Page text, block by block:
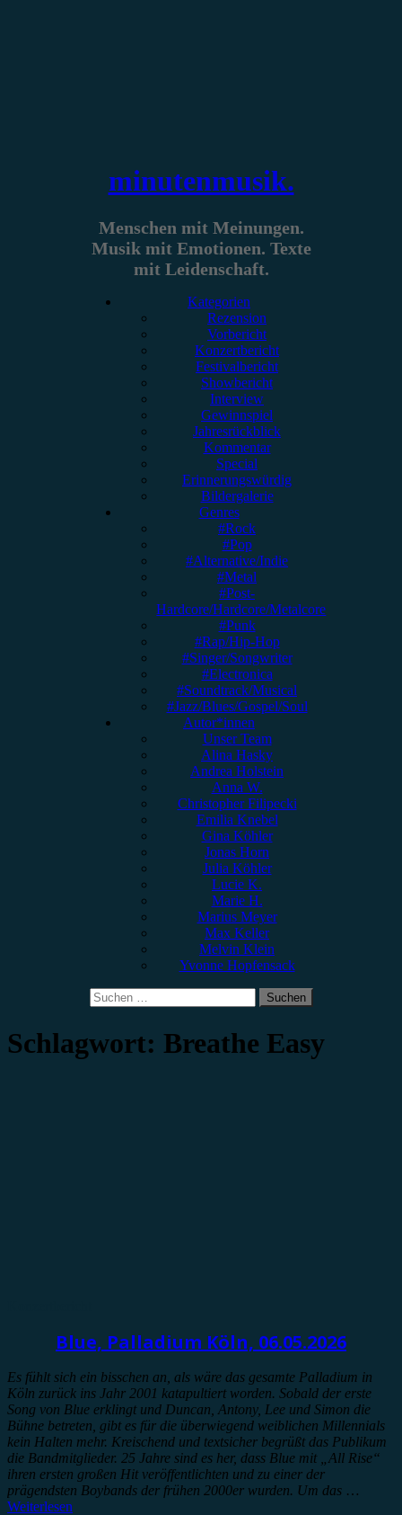
minutenmusik.
Menschen mit Meinungen.
Musik mit Emotionen. Texte
mit Leidenschaft.
Kategorien
Rezension
Vorbericht
Konzertbericht
Festivalbericht
Showbericht
Interview
Gewinnspiel
Jahresrückblick
Kommentar
Special
Erinnerungswürdig
Bildergalerie
Genres
#Rock
#Pop
#Alternative/Indie
#Metal
#Post-
Hardcore/Hardcore/Metalcore
#Punk
#Rap/Hip-Hop
#Singer/Songwriter
#Electronica
#Soundtrack/Musical
#Jazz/Blues/Gospel/Soul
Autor*innen
Unser Team
Alina Hasky
Andrea Holstein
Anna W.
Christopher Filipecki
Emilia Knebel
Gina Köhler
Jonas Horn
Julia Köhler
Lucie K.
Marie H.
Marius Meyer
Max Keller
Melvin Klein
Yvonne Hopfensack
Suchen
nach:
Schlagwort: Breathe Easy
Blue, Palladium Köln, 06.05.2026
Es fühlt sich ein bisschen an, als wäre das gesamte Palladium in
Köln zurück ins Jahr 2001 katapultiert worden. Sobald der erste
Song von Blue erklingt und Duncan, Antony, Lee und Simon die
Bühne betreten, gibt es für die überwiegend weiblichen Millennials
kein Halten mehr. Kreischend und textsicher begrüßt das Publikum
die Bandmitglieder. 25 Jahre sind es her, dass Blue mit „All Rise“
ihren ersten großen Hit veröffentlichten und zu einer der
prägendsten Boybands der frühen 2000er wurden. Um das …
Weiterlesen